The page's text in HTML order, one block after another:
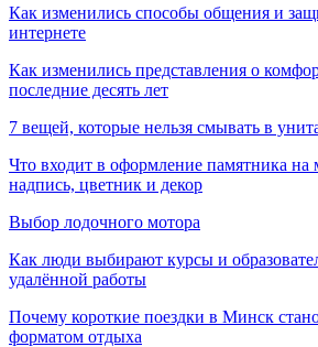
Как изменились способы общения и
интернете
Как изменились представления о
последние десять лет
7 вещей, которые нельзя смывать в
Что входит в оформление памятника на
надпись, цветник и декор
Выбор лодочного мотора
Как люди выбирают курсы и
удалённой работы
Почему короткие поездки в Минск
форматом отдыха